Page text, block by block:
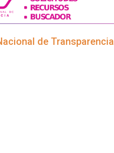
de Transparencia